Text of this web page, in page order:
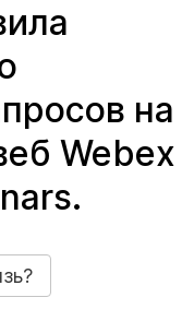
на
Webex